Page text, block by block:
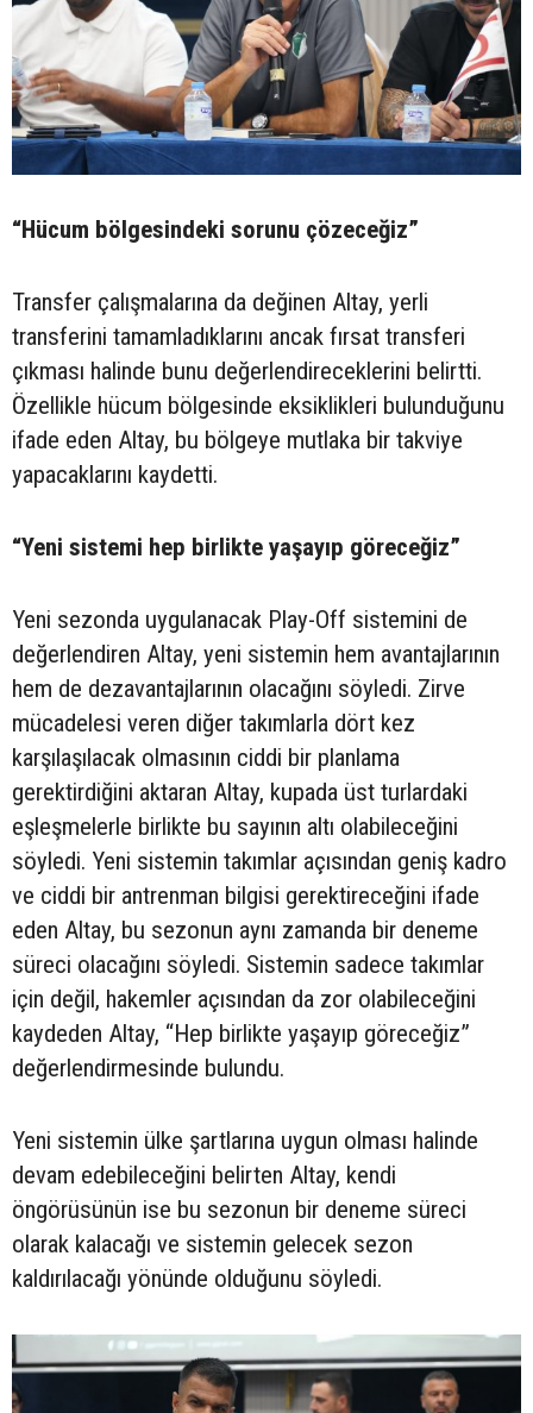
“Hücum bölgesindeki sorunu çözeceğiz”
Transfer çalışmalarına da değinen Altay, yerli
transferini tamamladıklarını ancak fırsat transferi
çıkması halinde bunu değerlendireceklerini belirtti.
Özellikle hücum bölgesinde eksiklikleri bulunduğunu
ifade eden Altay, bu bölgeye mutlaka bir takviye
yapacaklarını kaydetti.
“Yeni sistemi hep birlikte yaşayıp göreceğiz”
Yeni sezonda uygulanacak Play-Off sistemini de
değerlendiren Altay, yeni sistemin hem avantajlarının
hem de dezavantajlarının olacağını söyledi. Zirve
mücadelesi veren diğer takımlarla dört kez
karşılaşılacak olmasının ciddi bir planlama
gerektirdiğini aktaran Altay, kupada üst turlardaki
eşleşmelerle birlikte bu sayının altı olabileceğini
söyledi. Yeni sistemin takımlar açısından geniş kadro
ve ciddi bir antrenman bilgisi gerektireceğini ifade
eden Altay, bu sezonun aynı zamanda bir deneme
süreci olacağını söyledi. Sistemin sadece takımlar
için değil, hakemler açısından da zor olabileceğini
kaydeden Altay, “Hep birlikte yaşayıp göreceğiz”
değerlendirmesinde bulundu.
Yeni sistemin ülke şartlarına uygun olması halinde
devam edebileceğini belirten Altay, kendi
öngörüsünün ise bu sezonun bir deneme süreci
olarak kalacağı ve sistemin gelecek sezon
kaldırılacağı yönünde olduğunu söyledi.